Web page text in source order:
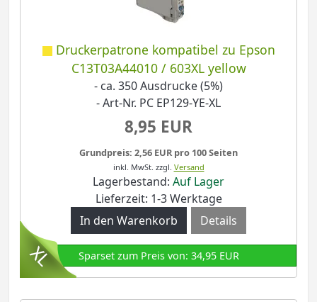
Druckerpatrone kompatibel zu Epson
C13T03A44010 / 603XL yellow
- ca. 350 Ausdrucke (5%)
- Art-Nr. PC EP129-YE-XL
8,95 EUR
Grundpreis: 2,56 EUR pro 100 Seiten
inkl. MwSt. zzgl. Versand
Lagerbestand: Auf Lager
Lieferzeit: 1-3 Werktage
Details
Sparset zum Preis von: 34,95 EUR